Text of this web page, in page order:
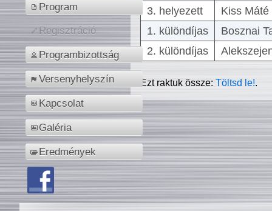
Program
Regisztráció
Programbizottság
Versenyhelyszín
Kapcsolat
Galéria
Eredmények
3. helyezett
Kiss
1. különdíjas
Bosznai
2. különdíjas
Ezt raktuk össze:Töltsd le!.